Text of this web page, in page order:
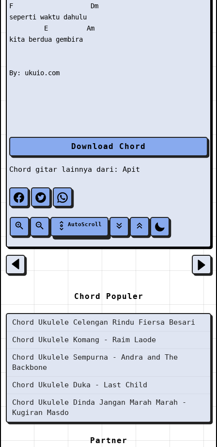
F                    Dm
seperti waktu dahulu
         E          Am
kita berdua gembira
Download Chord
Chord gitar lainnya dari: Apit
AutoScroll
Chord Populer
Chord Ukulele Celengan Rindu Fiersa Besari
Chord Ukulele Komang - Raim Laode
Chord Ukulele Sempurna - Andra and The
Backbone
Chord Ukulele Duka - Last Child
Chord Ukulele Dinda Jangan Marah Marah -
Kugiran Masdo
Partner